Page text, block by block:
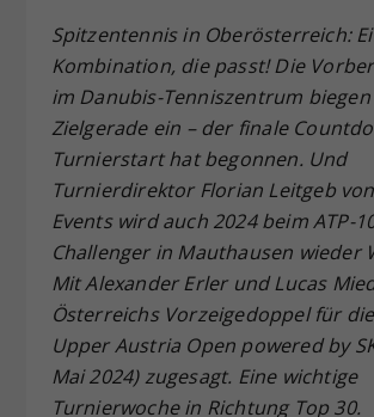
Spitzentennis in Oberösterreich:
Kombination, die passt! Die
im Danubis-Tenniszentrum
Zielgerade ein – der finale
Turnierstart hat begonnen. Und
Turnierdirektor Florian Leitgeb
Events wird auch 2024 beim ATP-
Challenger in Mauthausen wieder
Mit Alexander Erler und Lucas
Österreichs Vorzeigedoppel für
Upper Austria Open powered by
Mai 2024) zugesagt. Eine wichtige
Turnierwoche in Richtung Top 30.
Zweck
Dieser Wert speichert
Einstellungen. Unter
zufällig generierte ID, für
historische Speicherung
vorgenommen
Webseiten-Betreiber
hat.